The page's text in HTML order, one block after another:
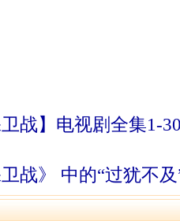
卫战】电视剧全集1-
卫战》 中的“过犹不及